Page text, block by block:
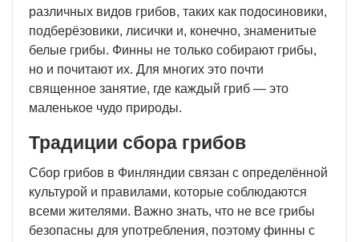
различных видов грибов, таких как подосиновики,
подберёзовики, лисички и, конечно, знаменитые
белые грибы. Финны не только собирают грибы,
но и почитают их. Для многих это почти
священное занятие, где каждый гриб — это
маленькое чудо природы.
Традиции сбора грибов
Сбор грибов в Финляндии связан с определённой
культурой и правилами, которые соблюдаются
всеми жителями. Важно знать, что не все грибы
безопасны для употребления, поэтому финны с